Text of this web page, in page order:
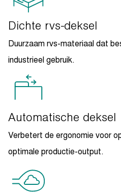
Dichte rvs-deksel
Duurzaam rvs-materiaal dat
industrieel gebruik.
Automatische deksel
Verbetert de ergonomie voor
optimale productie-output.